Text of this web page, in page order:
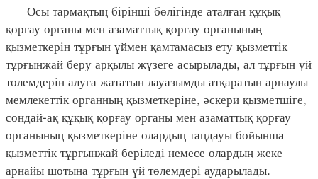
Осы тармақтың бірінші бөлігінде аталған құқық
қорғау органы мен азаматтық қорғау органының
қызметкерін тұрғын үймен қамтамасыз ету қызметтік
тұрғынжай беру арқылы жүзеге асырылады, ал тұрғын үй
төлемдерін алуға жататын лауазымды атқаратын арнаулы
мемлекеттік органның қызметкеріне, әскери қызметшіге,
сондай-ақ құқық қорғау органы мен азаматтық қорғау
органының қызметкеріне олардың таңдауы бойынша
қызметтік тұрғынжай беріледі немесе олардың жеке
арнайы шотына тұрғын үй төлемдері аударылады.